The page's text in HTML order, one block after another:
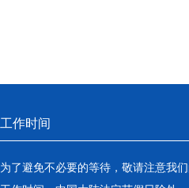
工作时间
为了避免不必要的等待，敬请注意我